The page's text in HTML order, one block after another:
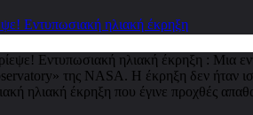
Εντυπωσιακή ηλιακή έκρηξη
ηλιακή έκρηξη που έγινε προχθές